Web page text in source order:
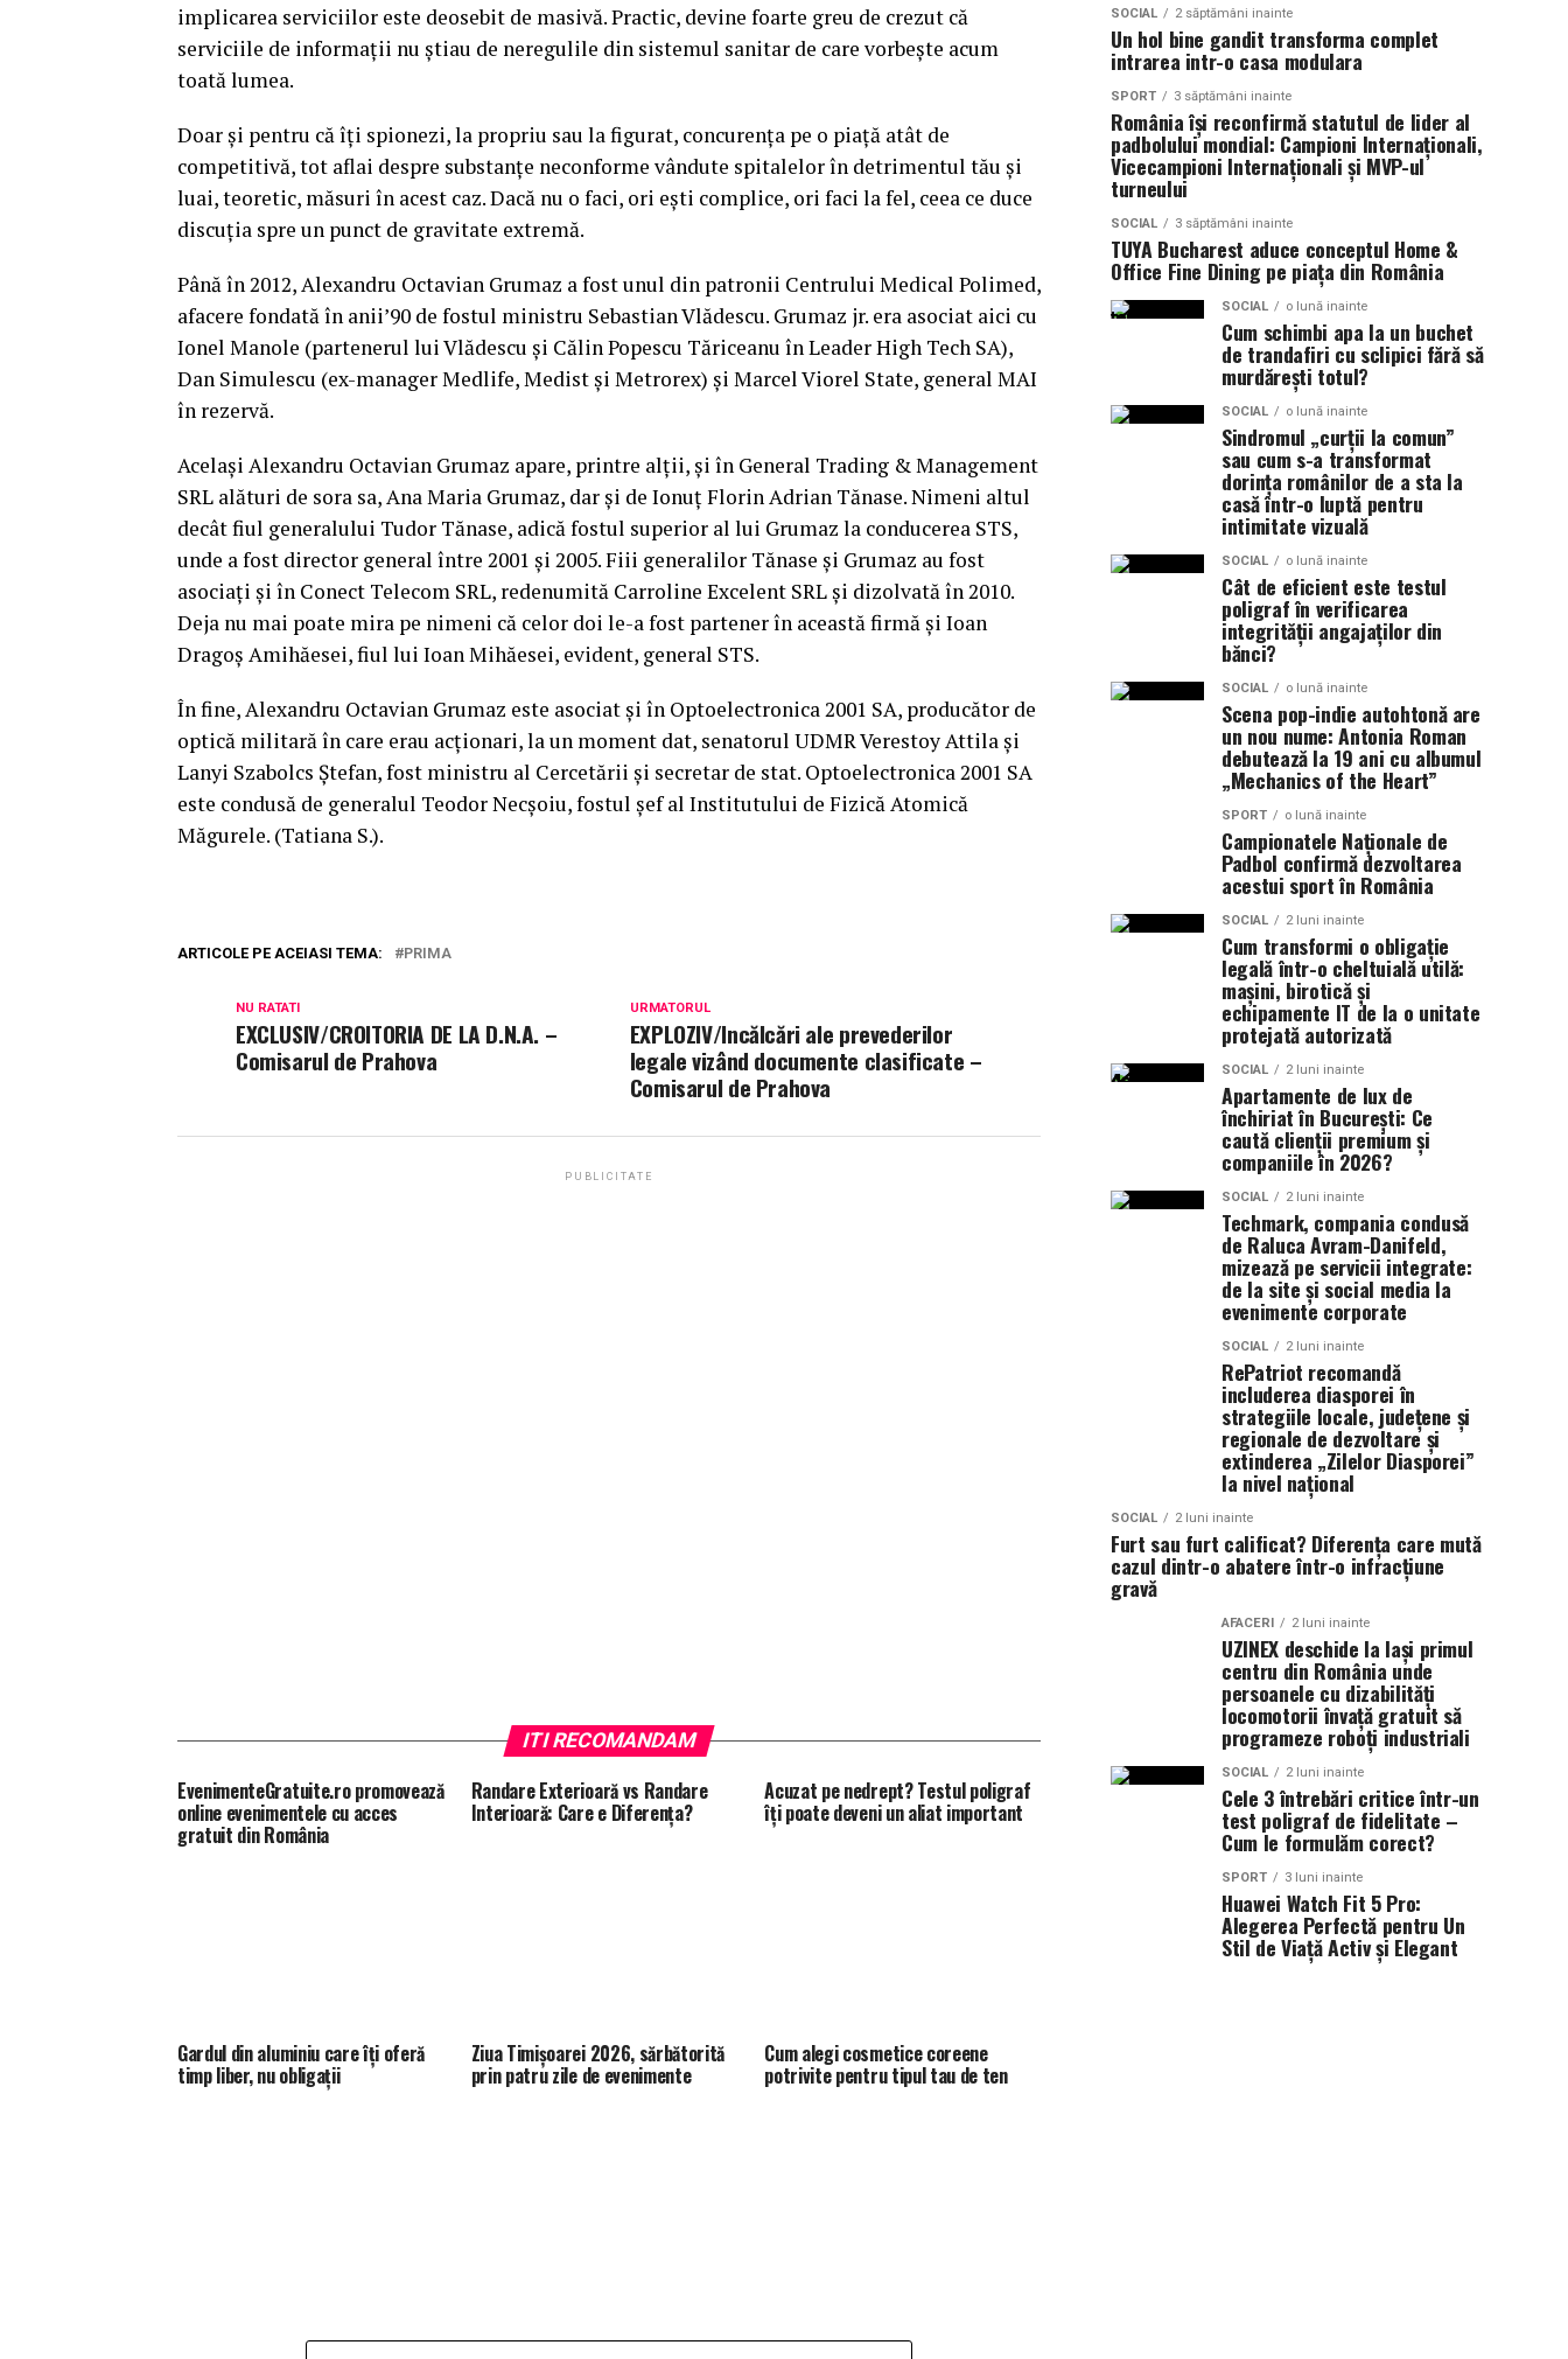
implicarea serviciilor este deosebit de masivă. Practic, devine foarte greu de crezut că
serviciile de informaţii nu ştiau de neregulile din sistemul sanitar de care vorbeşte acum
toată lumea.
Doar şi pentru că îţi spionezi, la propriu sau la figurat, concurenţa pe o piaţă atât de
competitivă, tot aflai despre substanţe neconforme vândute spitalelor în detrimentul tău şi
luai, teoretic, măsuri în acest caz. Dacă nu o faci, ori eşti complice, ori faci la fel, ceea ce duce
discuţia spre un punct de gravitate extremă.
Până în 2012, Alexandru Octavian Grumaz a fost unul din patronii Centrului Medical Polimed,
afacere fondată în anii’90 de fostul ministru Sebastian Vlădescu. Grumaz jr. era asociat aici cu
Ionel Manole (partenerul lui Vlădescu şi Călin Popescu Tăriceanu în Leader High Tech SA),
Dan Simulescu (ex-manager Medlife, Medist şi Metrorex) şi Marcel Viorel State, general MAI
în rezervă.
Acelaşi Alexandru Octavian Grumaz apare, printre alţii, şi în General Trading & Management
SRL alături de sora sa, Ana Maria Grumaz, dar şi de Ionuţ Florin Adrian Tănase. Nimeni altul
decât fiul generalului Tudor Tănase, adică fostul superior al lui Grumaz la conducerea STS,
unde a fost director general între 2001 şi 2005. Fiii generalilor Tănase şi Grumaz au fost
asociaţi şi în Conect Telecom SRL, redenumită Carroline Excelent SRL şi dizolvată în 2010.
Deja nu mai poate mira pe nimeni că celor doi le-a fost partener în această firmă şi Ioan
Dragoş Amihăesei, fiul lui Ioan Mihăesei, evident, general STS.
În fine, Alexandru Octavian Grumaz este asociat şi în Optoelectronica 2001 SA, producător de
optică militară în care erau acţionari, la un moment dat, senatorul UDMR Verestoy Attila şi
Lanyi Szabolcs Ştefan, fost ministru al Cercetării şi secretar de stat. Optoelectronica 2001 SA
este condusă de generalul Teodor Necşoiu, fostul şef al Institutului de Fizică Atomică
Măgurele. (Tatiana S.).
ARTICOLE PE ACEIASI TEMA: PRIMA
URMATORUL
EXPLOZIV/Incălcări ale prevederilor
legale vizând documente clasificate –
Comisarul de Prahova
NU RATATI
EXCLUSIV/CROITORIA DE LA D.N.A. –
Comisarul de Prahova
PUBLICITATE
ITI RECOMANDAM
EvenimenteGratuite.ro promovează
online evenimentele cu acces
gratuit din România
Randare Exterioară vs Randare
Interioară: Care e Diferența?
Acuzat pe nedrept? Testul poligraf
îţi poate deveni un aliat important
Gardul din aluminiu care îți oferă
timp liber, nu obligații
Ziua Timișoarei 2026, sărbătorită
prin patru zile de evenimente
Cum alegi cosmetice coreene
potrivite pentru tipul tau de ten
SOCIAL 2 săptămâni inainte
Un hol bine gandit transforma complet
intrarea intr-o casa modulara
SPORT 3 săptămâni inainte
România își reconfirmă statutul de lider al
padbolului mondial: Campioni Internaționali,
Vicecampioni Internaționali și MVP-ul
turneului
SOCIAL 3 săptămâni inainte
TUYA Bucharest aduce conceptul Home &
Office Fine Dining pe piața din România
SOCIAL o lună inainte
Cum schimbi apa la un buchet
de trandafiri cu sclipici fără să
murdărești totul?
SOCIAL o lună inainte
Sindromul „curții la comun”
sau cum s-a transformat
dorința românilor de a sta la
casă într-o luptă pentru
intimitate vizuală
SOCIAL o lună inainte
Cât de eficient este testul
poligraf în verificarea
integrității angajaților din
bănci?
SOCIAL o lună inainte
Scena pop-indie autohtonă are
un nou nume: Antonia Roman
debutează la 19 ani cu albumul
„Mechanics of the Heart”
SPORT o lună inainte
Campionatele Naționale de
Padbol confirmă dezvoltarea
acestui sport în România
SOCIAL 2 luni inainte
Cum transformi o obligație
legală într-o cheltuială utilă:
mașini, birotică și
echipamente IT de la o unitate
protejată autorizată
SOCIAL 2 luni inainte
Apartamente de lux de
închiriat în București: Ce
caută clienții premium și
companiile în 2026?
SOCIAL 2 luni inainte
Techmark, compania condusă
de Raluca Avram-Danifeld,
mizează pe servicii integrate:
de la site și social media la
evenimente corporate
SOCIAL 2 luni inainte
RePatriot recomandă
includerea diasporei în
strategiile locale, județene și
regionale de dezvoltare și
extinderea „Zilelor Diasporei”
la nivel național
SOCIAL 2 luni inainte
Furt sau furt calificat? Diferența care mută
cazul dintr-o abatere într-o infracțiune
gravă
AFACERI 2 luni inainte
UZINEX deschide la Iași primul
centru din România unde
persoanele cu dizabilități
locomotorii învață gratuit să
programeze roboți industriali
SOCIAL 2 luni inainte
Cele 3 întrebări critice într-un
test poligraf de fidelitate –
Cum le formulăm corect?
SPORT 3 luni inainte
Huawei Watch Fit 5 Pro:
Alegerea Perfectă pentru Un
Stil de Viață Activ și Elegant